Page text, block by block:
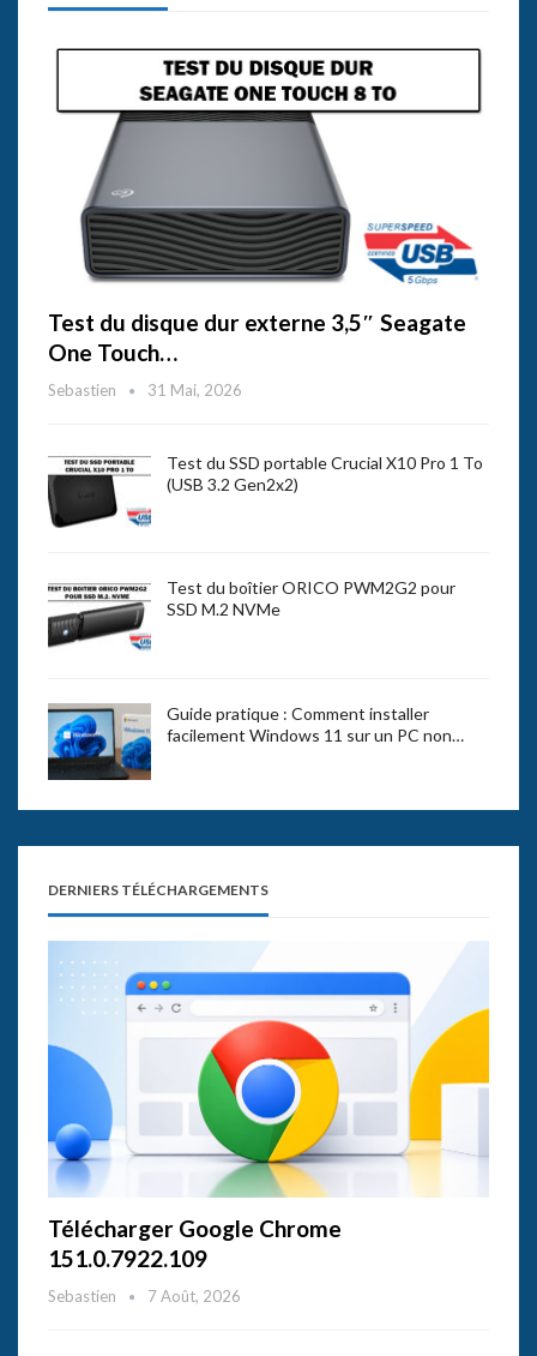
Test du disque dur externe 3,5″ Seagate
One Touch…
Sebastien 31 Mai, 2026
Test du SSD portable Crucial X10 Pro 1 To
(USB 3.2 Gen2x2)
Test du boîtier ORICO PWM2G2 pour
SSD M.2 NVMe
Guide pratique : Comment installer
facilement Windows 11 sur un PC non…
DERNIERS TÉLÉCHARGEMENTS
Télécharger Google Chrome
151.0.7922.109
Sebastien 7 Août, 2026